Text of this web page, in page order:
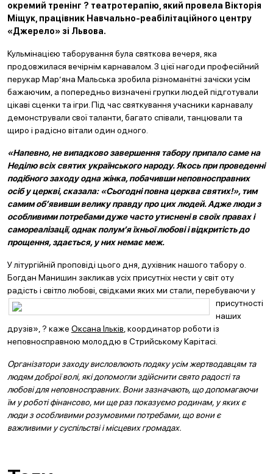
окремий тренінг ? театротерапію, який провела Вікторія
Міщук, працівник Навчально-реабілітаційного центру
«Джерело» зі Львова.
Кульмінацією таборування була святкова вечеря, яка
продовжилася вечірнім карнавалом. З цієї нагоди професійний
перукар Мар’яна Мальська зробила різноманітні зачіски усім
бажаючим, а попередньо визначені групки людей підготували
цікаві сценки та ігри. Під час святкування учасники карнавалу
демонстрували свої таланти, багато співали, танцювали та
щиро і радісно вітали один одного.
«Напевно, не випадково завершення табору припало саме на
Неділю всіх святих українського народу. Якось при проведенні
подібного заходу одна жінка, побачивши неповносправних
осіб у церкві, сказала: «Сьогодні повна церква святих!», тим
самим об’явивши велику правду про цих людей. Адже люди з
особливими потребами дуже часто утиснені в своїх правах і
самореалізації, однак полум’я їхньої любові і відкритість до
прощення, здається, у них немає меж.
У літургійній проповіді цього дня, духівник нашого табору о.
Богдан Манишин закликав усіх присутніх нести у світ оту
радість і світло любові, свідками яких ми стали, перебуваючи у
присутності
наших
друзів», ? каже Оксана Ільків , координатор роботи із
неповносправною молоддю в Стрийському Карітасі.
Організатори заходу висловлюють подяку усім жертводавцям та
людям доброї волі, які допомогли здійснити свято радості та
любові для неповносправних. Вони зазначають, що допомагаючи
їм у роботі фінансово, ми ще раз показуємо родинам, у яких є
люди з особливими розумовими потребами, що вони є
важливими у суспільстві і місцевих громадах.